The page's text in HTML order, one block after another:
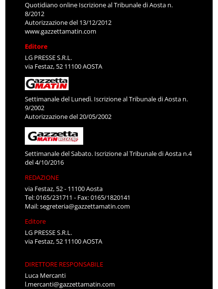
Quotidiano online Iscrizione al Tribunale di Aosta n.
8/2012
Autorizzazione del 13/12/2012
www.gazzettamatin.com
Editore
LG PRESSE S.R.L.
via Festaz, 52 11100 AOSTA
Settimanale del Lunedì. Iscrizione al Tribunale di Aosta n.
9/2002
Autorizzazione del 20/05/2002
Settimanale del Sabato. Iscrizione al Tribunale di Aosta n.4
del 4/10/2016
REDAZIONE
via Festaz, 52 - 11100 Aosta
Tel: 0165/231711 - Fax: 0165/1820141
Mail:segreteria@gazzettamatin.com
Editore
LG PRESSE S.R.L.
via Festaz, 52 11100 AOSTA
DIRETTORE RESPONSABILE
Luca Mercanti
l.mercanti@gazzettamatin.com